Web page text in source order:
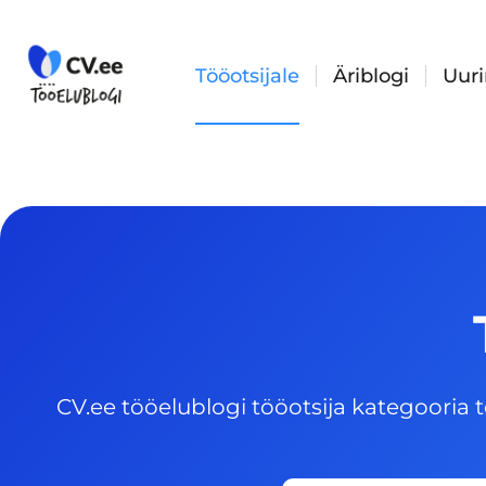
content
Tööotsijale Äriblogi
CV.ee tööelublogi tööotsija